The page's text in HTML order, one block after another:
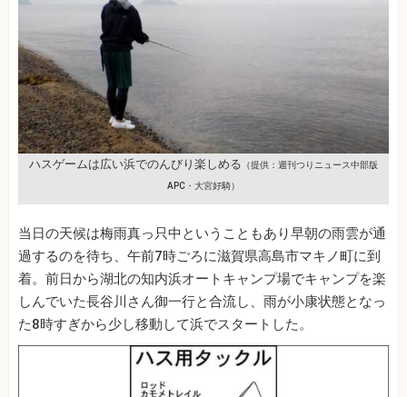
ハスゲームは広い浜でのんびり楽しめる （提供：週刊つりニュース中部版
APC・大宮好騎）
当日の天候は梅雨真っ只中ということもあり早朝の雨雲が通
過するのを待ち、午前7時ごろに滋賀県高島市マキノ町に到
着。前日から湖北の知内浜オートキャンプ場でキャンプを楽
しんでいた長谷川さん御一行と合流し、雨が小康状態となっ
た8時すぎから少し移動して浜でスタートした。